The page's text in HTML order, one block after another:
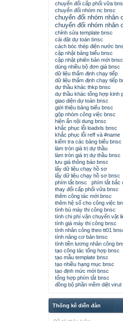
chuyển đổi cấp phối vữa
chuyển đổi nhóm nc bnsc
chuyển đổi nhóm nhân
chuyển đổi nhóm nhân
chỉnh sửa template bnsc
cài đặt dự toán bnsc
cách bóc thép điện nước
cập nhật bảng biểu bnsc
cập nhật phiên bản mới bnsc
dùng nhiều bộ đơn giá bnsc
dữ liệu thẩm định chạy tiếp
dữ liệu thẩm định chạy tiếp
dự thầu khác thkp bnsc
dự thầu khác tổng hợp kinh
giao diện dự toán bnsc
giới thiệu bảng biểu bnsc
gộp nhóm công việc bnsc
hiện ẩn nội dung bnsc
khắc phục lỗi loadxls bnsc
khắc phục lỗi reff và #name
kiểm tra các bảng biểu bnsc
làm tròn giá trị dự thầu
làm tròn giá trị dự thầu bnsc
lưu giá thông báo bnsc
lấy dữ liệu chạy hồ sơ
lấy dữ liệu chạy hồ sơ bnsc
phím tắt bnsc
phím tắt bắc
thay đổi cấp phối vữa bnsc
thêm công tác mới bnsc
thêm hệ số cho công việc
tính bù máy thi công bnsc
tính chi phí vận chuyển vật
tính giá máy thi công bnsc
tính nhân công theo tt01
tính năng cơ bản bnsc
tính tiền lương nhân công
tạo công tác tổng hợp bnsc
tạo mẫu template bnsc
tạo nhiều hạng mục bnsc
tạo định mức mới bnsc
tổng hợp phím tắt bnsc
đồng bộ phần mềm diệt
Thống kê diễn đàn